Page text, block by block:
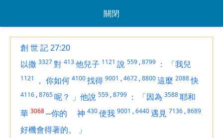
關閉
創 世 記 27:20
以撒 3327對 413他兒子 1121 說 559 ,8799 ： 「我兒
1121 ， 你如何 4100找得 9001 ,4672 ,8800這麼 2088快
4116 ,8765呢？ 」他說 559 ,8799 ： 「因為 3588耶和
華 3068─你的 神 430使我 9001 ,6440遇見 7136 ,8689
好機會得著的。
」